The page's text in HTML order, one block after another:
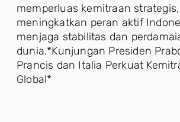
memperluas kemitraan
meningkatkan peran aktif
menjaga stabilitas dan
dunia.*Kunjungan Presiden
Prancis dan Italia Perkuat
Global*